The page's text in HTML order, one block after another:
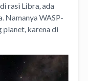
rasi Libra, ada
Namanya WASP-
planet, karena di